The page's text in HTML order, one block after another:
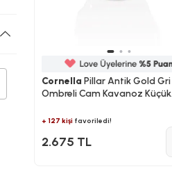
Cornella Pillar Antik Gold Gri
Ombreli Cam Kavanoz Küçük
Cm
+ 127 kişifavoriledi!
2.675 TL